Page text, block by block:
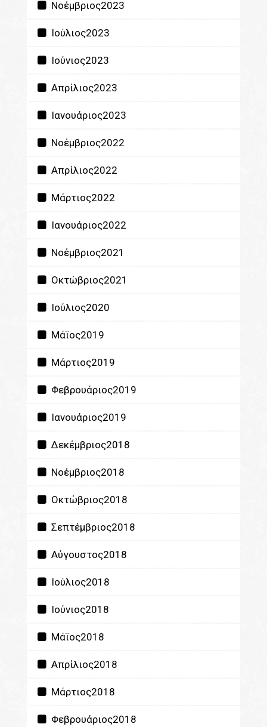
Νοέμβριος2023
Ιούλιος2023
Ιούνιος2023
Απρίλιος2023
Ιανουάριος2023
Νοέμβριος2022
Απρίλιος2022
Μάρτιος2022
Ιανουάριος2022
Νοέμβριος2021
Οκτώβριος2021
Ιούλιος2020
Μάϊος2019
Μάρτιος2019
Φεβρουάριος2019
Ιανουάριος2019
Δεκέμβριος2018
Νοέμβριος2018
Οκτώβριος2018
Σεπτέμβριος2018
Αύγουστος2018
Ιούλιος2018
Ιούνιος2018
Μάϊος2018
Απρίλιος2018
Μάρτιος2018
Φεβρουάριος2018